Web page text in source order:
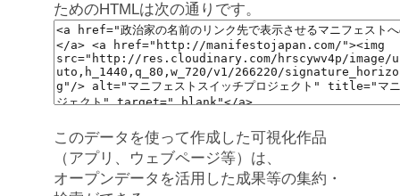
ためのHTMLは次の通りです。
このデータを使って作成した可視化作品
（アプリ、ウェブページ等）は、
オープンデータを活用した成果等の集約・